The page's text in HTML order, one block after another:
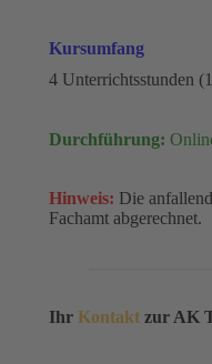
Kursumfang
4 Unterrichtsstunden
Durchführung:
Hinweis: Die
Fachamt abgerechnet.
Ihr Kontakt zur AK